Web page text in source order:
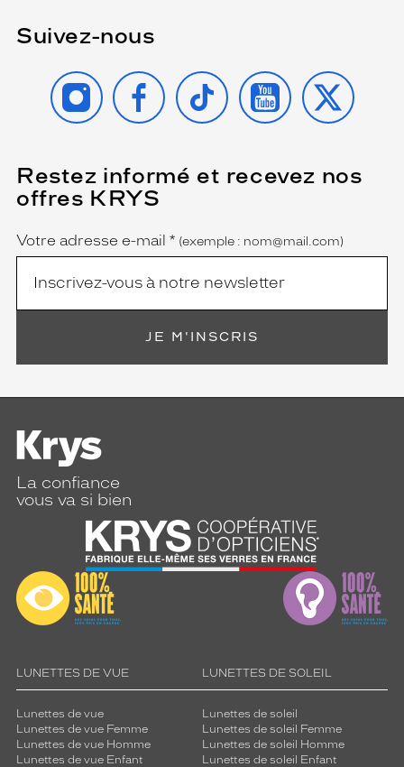
Suivez-nous
INSTAGRAMFACEBOOK
TIKTOK YOUTUBE
X
Restez informé et recevez nos
offres KRYS
Name
Votre adresse e-mail *
(Ce
champ
est
obligatoire)
(exemple : nom@mail.com)
JE M'INSCRIS
La confiance
vous va si bien
LUNETTES DE VUE
Lunettes de vue
Lunettes de vue Femme
Lunettes de vue Homme
Lunettes de vue Enfant
LUNETTES DE SOLEIL
Lunettes de soleil
Lunettes de soleil Femme
Lunettes de soleil Homme
Lunettes de soleil Enfant